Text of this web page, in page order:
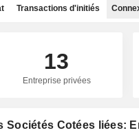
Transactions d'initiés
13
Entreprise privées
Sociétés Cotées liées: